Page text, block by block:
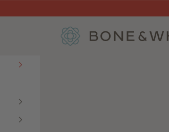
Bone & White